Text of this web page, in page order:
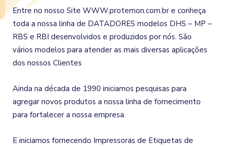
Entre no nosso Site WWW.protemon.com.br e conheça
toda a nossa linha de DATADORES modelos DHS – MP –
RBS e RBI desenvolvidos e produzidos por nós. São
vários modelos para atender as mais diversas aplicações
dos nossos Clientes
Ainda na década de 1990 iniciamos pesquisas para
agregar novos produtos a nossa linha de fornecimento
para fortalecer a nossa empresa.
E iniciamos fornecendo Impressoras de Etiquetas de